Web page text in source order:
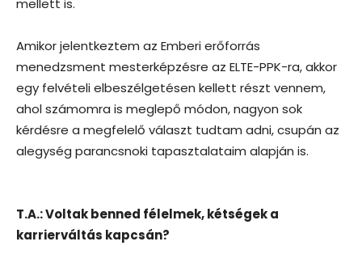
mellett is.
Amikor jelentkeztem az Emberi erőforrás
menedzsment mesterképzésre az ELTE-PPK-ra, akkor
egy felvételi elbeszélgetésen kellett részt vennem,
ahol számomra is meglepő módon, nagyon sok
kérdésre a megfelelő választ tudtam adni, csupán az
alegység parancsnoki tapasztalataim alapján is.
T.A.: Voltak benned félelmek, kétségek a
karrierváltás kapcsán?